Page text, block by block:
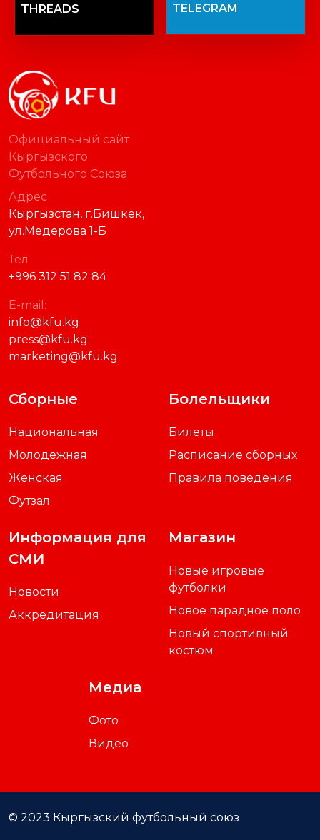
THREADS TELEGRAM
Официальный сайт
Кыргызского
Футбольного Союза
Адрес
Кыргызстан, г.Бишкек,
ул.Медерова 1-Б
Тел
+996 312 51 82 84
E-mail:
info@kfu.kg
press@kfu.kg
marketing@kfu.kg
Сборные
Национальная
Молодежная
Женская
Футзал
Болельщики
Билеты
Расписание сборных
Правила поведения
Информация для
СМИ
Новости
Аккредитация
Магазин
Новые игровые
футболки
Новое парадное поло
Новый спортивный
костюм
Медиа
Фото
Видео
© 2023 Кыргызский футбольный союз